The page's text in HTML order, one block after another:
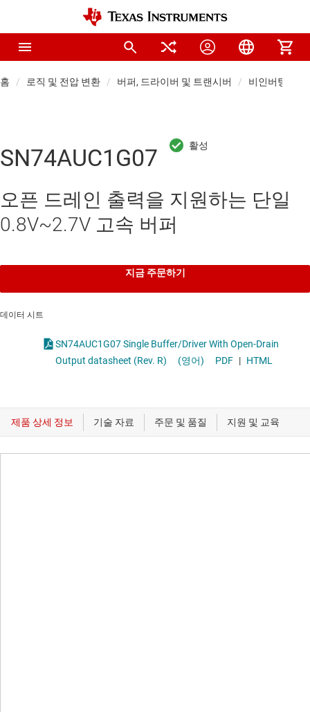
홈 로직 및 전압 변환 버퍼, 드라이버 및 트랜시버 비인버팅 버
SN74AUC1G07
오픈 드레인 출력을 지원하는 단일
0.8V~2.7V 고속 버퍼
지금 주문하기
데이터 시트
SN74AUC1G07 Single Buffer/Driver With Open-Drain
Output datasheet (Rev. R)
(영어) PDF | HTML